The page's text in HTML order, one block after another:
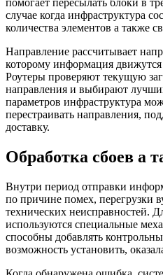
помогает пересылать блоки в
случае когда инфраструктура
количества элементов а также
Направление рассчитывает
которому информация движутся
Роутеры проверяют текущую
направления и выбирают
параметров инфраструктура
перестраивать направления,
доставку.
Обработка сбоев а
Внутри период отправки
по причине помех, перегрузки
технических неисправностей.
используются специальные
способны добавлять
возможность установить,